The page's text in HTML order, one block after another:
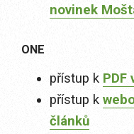
novinek
ONE
přístup k PDF
přístup k
článků